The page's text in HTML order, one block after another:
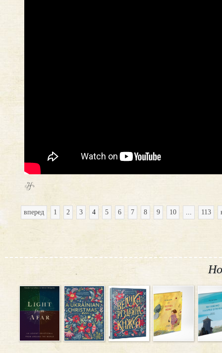
вперед 1 2 3 4 5 6 7 8 9 10 ... 113